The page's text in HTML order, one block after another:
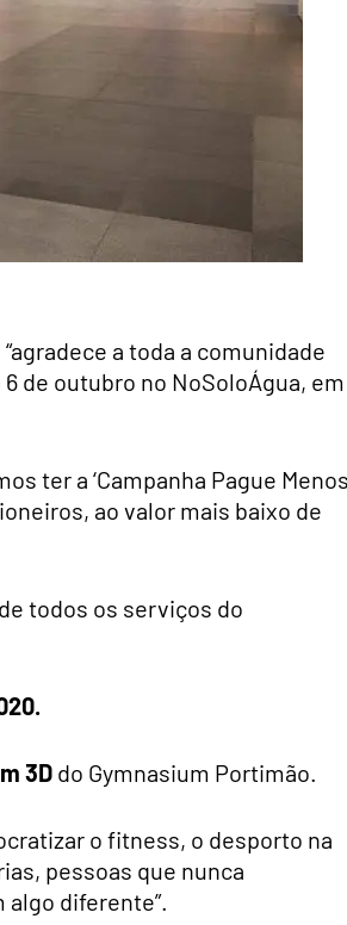
a toda a comunidade
de outubro no NoSoloÁgua, em
ter a ‘Campanha Pague
ao valor mais baixo de
todos os serviços do
3D do Gymnasium Portimão.
o fitness, o desporto na
pessoas que nunca
diferente”.